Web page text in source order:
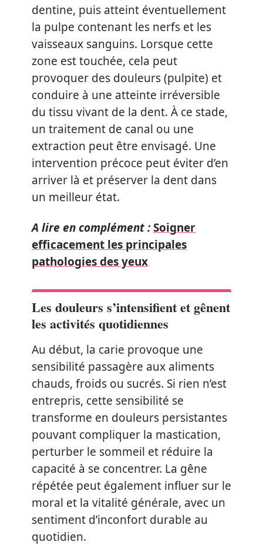
dentine, puis atteint éventuellement
la pulpe contenant les nerfs et les
vaisseaux sanguins. Lorsque cette
zone est touchée, cela peut
provoquer des douleurs (pulpite) et
conduire à une atteinte irréversible
du tissu vivant de la dent. À ce stade,
un traitement de canal ou une
extraction peut être envisagé. Une
intervention précoce peut éviter d’en
arriver là et préserver la dent dans
un meilleur état.
A lire en complément :Soigner
efficacement les principales
pathologies des yeux
Les douleurs s’intensifient et gênent
les activités quotidiennes
Au début, la carie provoque une
sensibilité passagère aux aliments
chauds, froids ou sucrés. Si rien n’est
entrepris, cette sensibilité se
transforme en douleurs persistantes
pouvant compliquer la mastication,
perturber le sommeil et réduire la
capacité à se concentrer. La gêne
répétée peut également influer sur le
moral et la vitalité générale, avec un
sentiment d’inconfort durable au
quotidien.